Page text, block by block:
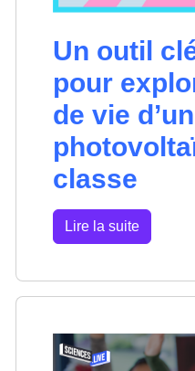
Un outil
pour
de vie
classe
Lire la suite